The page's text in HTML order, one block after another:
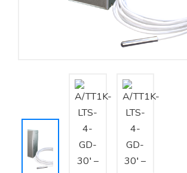
Cung cấp giải pháp quản lý cho toà
Tư vấn – Thiết kế – Cung cấp thiết bị
Tư vấn thiết kế, thi công tủ điều khiển
Thi công – Lắp đặt hệ thống HVAC